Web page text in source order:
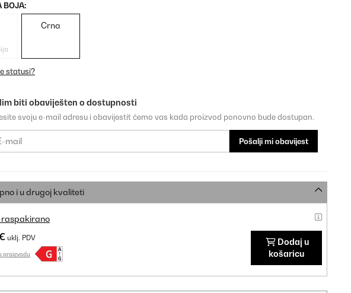
BOJA:
Crna
statusi?
biti obaviješten o dostupnosti
svoju e-mail adresu i obavijestit ćemo vas kada proizvod ponovno bude dostupan.
Pošalji mi obavijest
i u drugoj kvaliteti
raspakirano
uklj. PDV
proizvodu
Dodaj u
košaricu